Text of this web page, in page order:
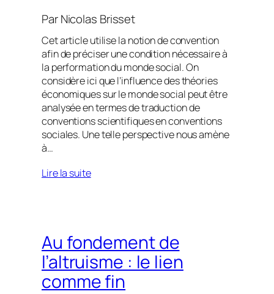
ParNicolas Brisset
Cet article utilise la notion de convention
afin de préciser une condition nécessaire à
la performation du monde social. On
considère ici que l’influence des théories
économiques sur le monde social peut être
analysée en termes de traduction de
conventions scientifiques en conventions
sociales. Une telle perspective nous amène
à…
Lire la suite
Au fondement de
l’altruisme : le lien
comme fin